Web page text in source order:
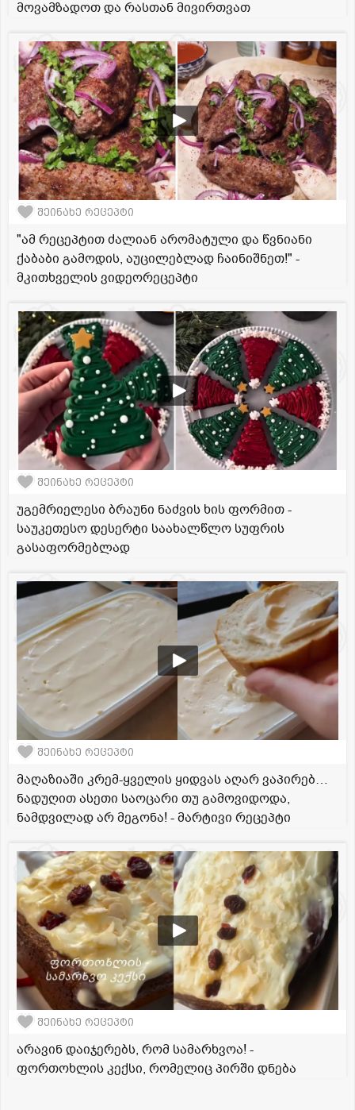
მოვამზადოთ და რასთან მივირთვათ
შეინახე რეცეპტი
"ამ რეცეპტით ძალიან არომატული და წვნიანი
ქაბაბი გამოდის, აუცილებლად ჩაინიშნეთ!" -
მკითხველის ვიდეორეცეპტი
შეინახე რეცეპტი
უგემრიელესი ბრაუნი ნაძვის ხის ფორმით -
საუკეთესო დესერტი საახალწლო სუფრის
გასაფორმებლად
შეინახე რეცეპტი
მაღაზიაში კრემ-ყველის ყიდვას აღარ ვაპირებ…
ნადუღით ასეთი საოცარი თუ გამოვიდოდა,
ნამდვილად არ მეგონა! - მარტივი რეცეპტი
შეინახე რეცეპტი
არავინ დაიჯერებს, რომ სამარხვოა! -
ფორთოხლის კექსი, რომელიც პირში დნება